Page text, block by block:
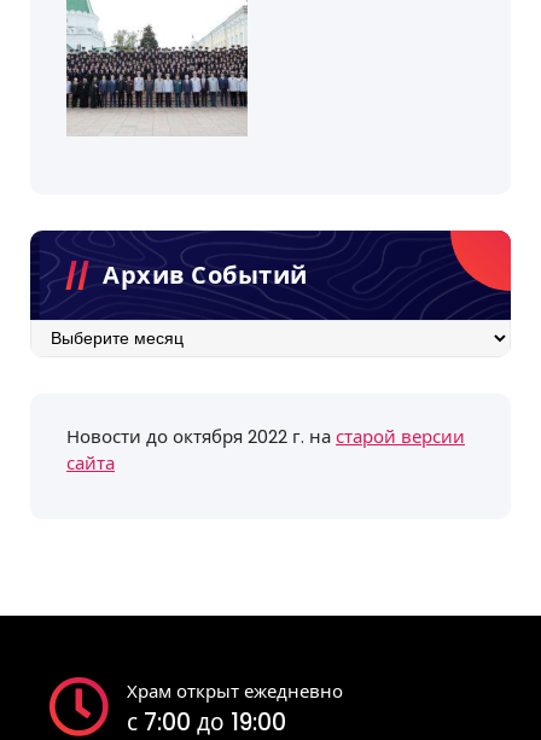
Архив Событий
Архив
Новости до октября 2022 г. настарой версии
сайта
Храм открыт ежедневно
с 7:00 до 19:00